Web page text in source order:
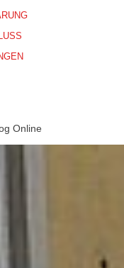
Online